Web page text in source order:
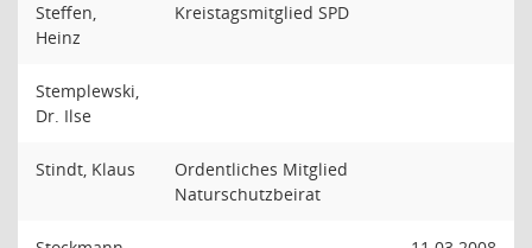
Steffen,
Heinz
Kreistagsmitglied SPD
Stemplewski,
Dr. Ilse
Stindt, Klaus
Ordentliches Mitglied
Naturschutzbeirat